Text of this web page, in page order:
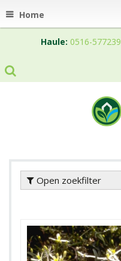
Home
Haule: 0516-577239
Open zoekfilter